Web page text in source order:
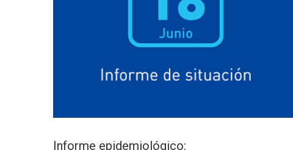
Informe epidemiológico: